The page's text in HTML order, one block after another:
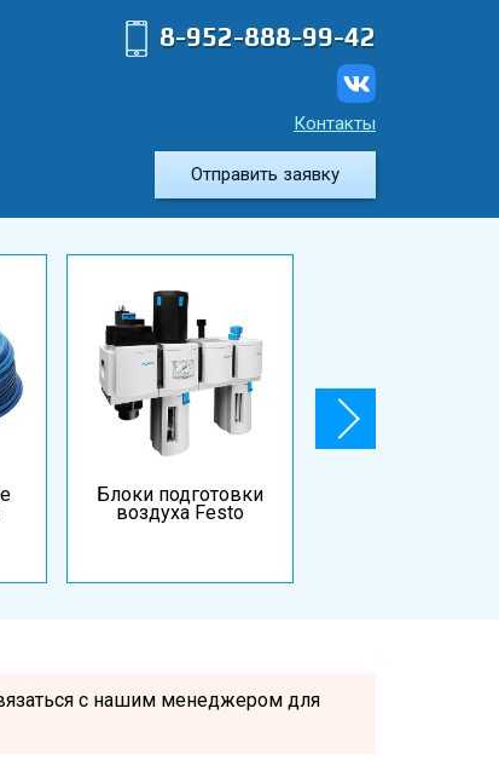
8-952-888-99-42
Контакты
Отправить заявку
Блоки подготовки
воздуха Festo
с нашим менеджером для